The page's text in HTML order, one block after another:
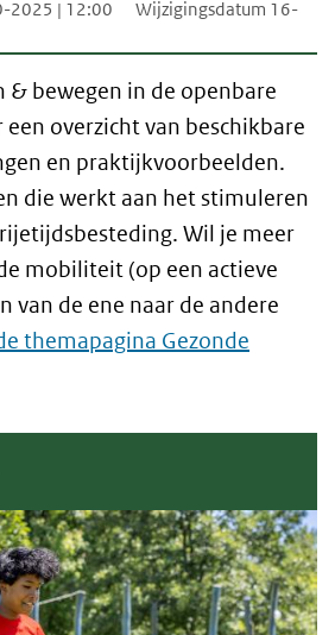
2025 | 12:00
Wijzigingsdatum 16-
& bewegen in de openbare
overzicht van beschikbare
en praktijkvoorbeelden.
die werkt aan het stimuleren
Wil je meer
mobiliteit (op een actieve
van de ene naar de andere
themapagina Gezonde